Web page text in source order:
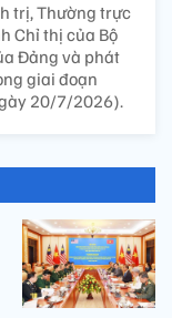
trị, Thường trực
Chỉ thị của Bộ
Đảng và phát
giai đoạn
20/7/2026).